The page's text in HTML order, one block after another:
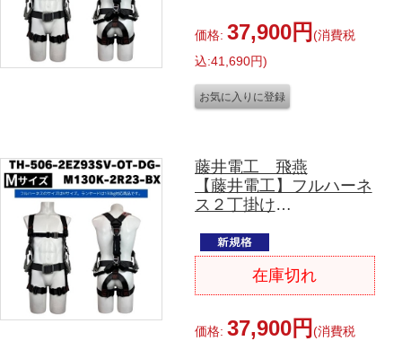
DG-Ｌ130K-2R23-BＸ
（ブラック）
Ｌサイズ
価格: 37,900円 (消費税
込:41,690円)
藤井電工 飛燕
【藤井電工】フルハーネ
ス２丁掛け
型
TH-506-2EZ93SV-OT-
DG-M130K-2R23-
BX（ブラック）
Mサイズ
在庫切れ
価格: 37,900円 (消費税